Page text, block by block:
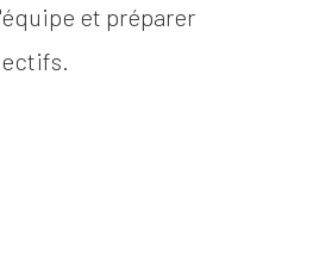
et préparer